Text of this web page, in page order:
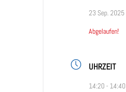
23 Sep. 2025
Abgelaufen!
UHRZEIT
14:20 - 14:40